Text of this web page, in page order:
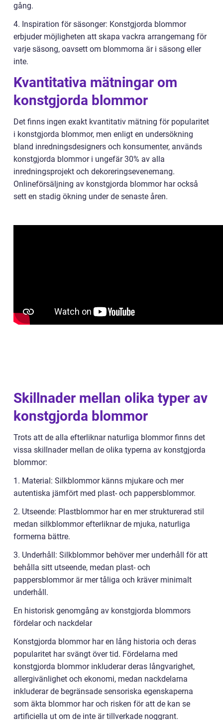
gång.
4. Inspiration för säsonger: Konstgjorda blommor
erbjuder möjligheten att skapa vackra arrangemang för
varje säsong, oavsett om blommorna är i säsong eller
inte.
Kvantitativa mätningar om
konstgjorda blommor
Det finns ingen exakt kvantitativ mätning för popularitet
i konstgjorda blommor, men enligt en undersökning
bland inredningsdesigners och konsumenter, används
konstgjorda blommor i ungefär 30% av alla
inredningsprojekt och dekoreringsevenemang.
Onlineförsäljning av konstgjorda blommor har också
sett en stadig ökning under de senaste åren.
Skillnader mellan olika typer av
konstgjorda blommor
Trots att de alla efterliknar naturliga blommor finns det
vissa skillnader mellan de olika typerna av konstgjorda
blommor:
1. Material: Silkblommor känns mjukare och mer
autentiska jämfört med plast- och pappersblommor.
2. Utseende: Plastblommor har en mer strukturerad stil
medan silkblommor efterliknar de mjuka, naturliga
formerna bättre.
3. Underhåll: Silkblommor behöver mer underhåll för att
behålla sitt utseende, medan plast- och
pappersblommor är mer tåliga och kräver minimalt
underhåll.
En historisk genomgång av konstgjorda blommors
fördelar och nackdelar
Konstgjorda blommor har en lång historia och deras
popularitet har svängt över tid. Fördelarna med
konstgjorda blommor inkluderar deras långvarighet,
allergivänlighet och ekonomi, medan nackdelarna
inkluderar de begränsade sensoriska egenskaperna
som äkta blommor har och risken för att de kan se
artificiella ut om de inte är tillverkade noggrant.